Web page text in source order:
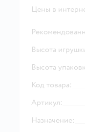
Цены в
Высота
Высота
Код товара:
Артикул:
Назначение: